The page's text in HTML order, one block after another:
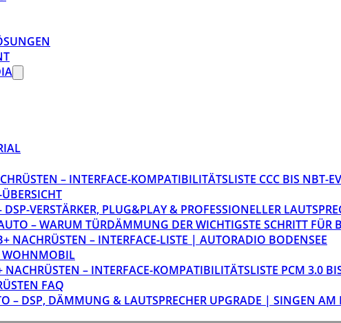
– INTERFACE-KOMPATIBILITÄTSLISTE CCC BIS NBT-
VERSTÄRKER, PLUG&PLAY & PROFESSIONELLER
– WARUM TÜRDÄMMUNG DER WICHTIGSTE SCHRITT FÜR
NACHRÜSTEN – INTERFACE-LISTE | AUTORADIO BODENSEE
NACHRÜSTEN – INTERFACE-KOMPATIBILITÄTSLISTE PCM 3.0
FAQ
– DSP, DÄMMUNG & LAUTSPRECHER UPGRADE | SINGEN AM